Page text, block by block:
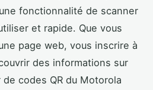
fonctionnalité de scanner
et rapide. Que vous
page web, vous inscrire à
des informations sur
codes QR du Motorola